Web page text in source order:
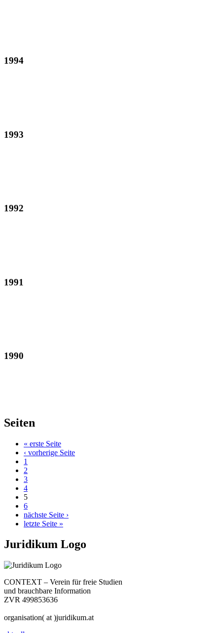
1994
1993
1992
1991
1990
Seiten
« erste Seite
‹ vorherige Seite
1
2
3
4
5
6
nächste Seite ›
letzte Seite »
Juridikum Logo
CONTEXT – Verein für freie Studien
und brauchbare Information
ZVR 499853636
organisation( at )juridikum.at